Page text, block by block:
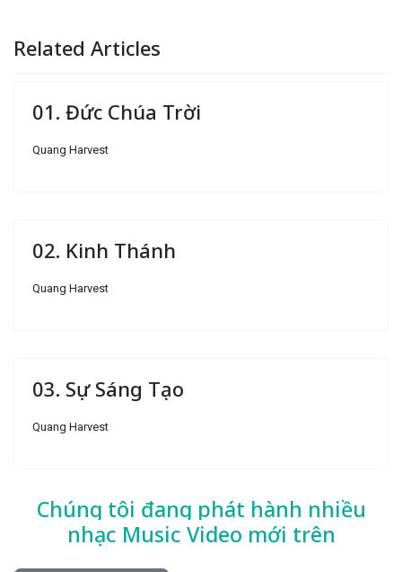
Related Articles
01. Đức Chúa Trời
Quang Harvest
02. Kinh Thánh
Quang Harvest
03. Sự Sáng Tạo
Quang Harvest
Chúng tôi đang phát hành nhiều
nhạc Music Video mới trên